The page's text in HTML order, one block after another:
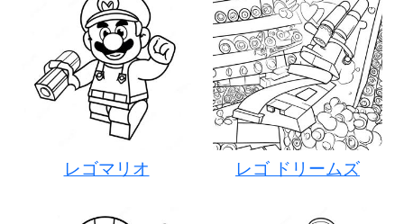
レゴマリオ レゴ ドリームズ